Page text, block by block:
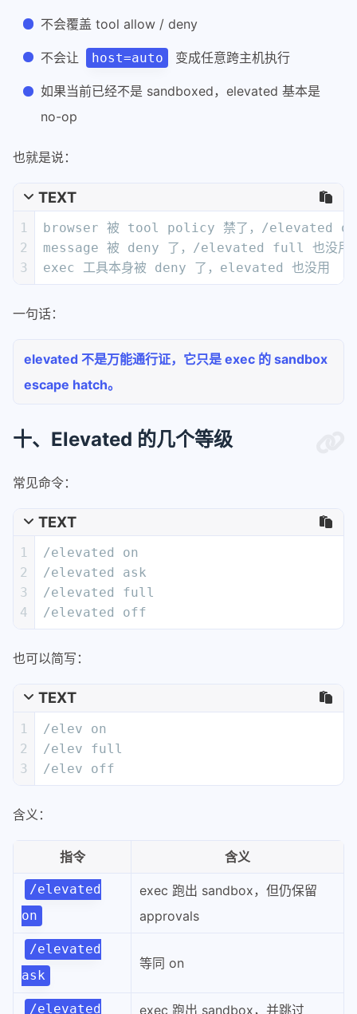
不会覆盖 tool allow / deny
不会让 host=auto 变成任意跨主机执行
如果当前已经不是 sandboxed，elevated 基本是
no-op
也就是说：
TEXT
1
2
3
browser 被 tool policy 禁了，/elevated on
message 被 deny 了，/elevated full 也没用
exec 工具本身被 deny 了，elevated 也没用
一句话：
elevated 不是万能通行证，它只是 exec 的 sandbox
escape hatch。
十、Elevated 的几个等级
常见命令：
TEXT
1
2
3
4
/elevated on
/elevated ask
/elevated full
/elevated off
也可以简写：
TEXT
1
2
3
/elev on
/elev full
/elev off
含义：
指令 含义
/elevated
on
exec 跑出 sandbox，但仍保留
approvals
/elevated
ask
等同 on
/elevated exec 跑出 sandbox，并跳过